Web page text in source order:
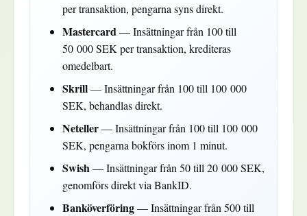
per transaktion, pengarna syns direkt.
Mastercard — Insättningar från 100 till
50 000 SEK per transaktion, krediteras
omedelbart.
Skrill— Insättningar från 100 till 100 000
SEK, behandlas direkt.
Neteller— Insättningar från 100 till 100 000
SEK, pengarna bokförs inom 1 minut.
Swish — Insättningar från 50 till 20 000 SEK,
genomförs direkt via BankID.
Banköverföring— Insättningar från 500 till